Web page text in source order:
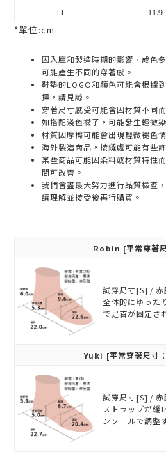
LL
11.9
*單位:cm
因入庫和製造時期的影響，成色
可能產生不同的穿著感。
鞋墊的LOGO和顏色可能會根據
擇，請見諒。
穿著尺寸感受可能會因材質不同
如搭配淺色襪子，可能發生輕微
材質因摩擦可能會出現輕微褪色
海外製造商品，接縫處可能有些
某些商品可能因染料或材質特性
間可改善。
我們會盡最大努力進行品質檢查
請理解並接受後再行購買。
Robin [平常穿著
試穿尺寸[S] / 赤
全体的にゆった
で足首が固定さ
Yuki [平常穿著尺寸
試穿尺寸[S] / 赤
ストラップが緩
ンソールで調整